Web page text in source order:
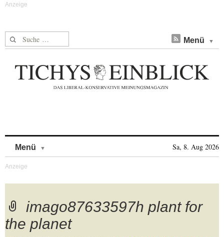
Suche nach: Menü
Menü Sa, 8. Aug 2026
imago87633597h plant for
the planet